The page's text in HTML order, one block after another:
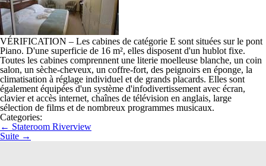
VÉRIFICATION – Les cabines de catégorie E sont situées sur le pont
Piano. D'une superficie de 16 m², elles disposent d'un hublot fixe.
Toutes les cabines comprennent une literie moelleuse blanche, un coin
salon, un sèche-cheveux, un coffre-fort, des peignoirs en éponge, la
climatisation à réglage individuel et de grands placards. Elles sont
également équipées d'un système d'infodivertissement avec écran,
clavier et accès internet, chaînes de télévision en anglais, large
sélection de films et de nombreux programmes musicaux.
Categories:
← Stateroom Riverview
Suite →